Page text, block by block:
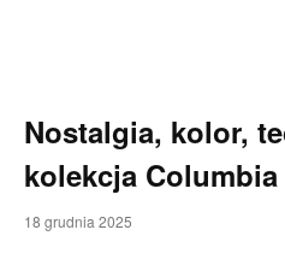
Nostalgia, kolor,
kolekcja
18 grudnia 2025